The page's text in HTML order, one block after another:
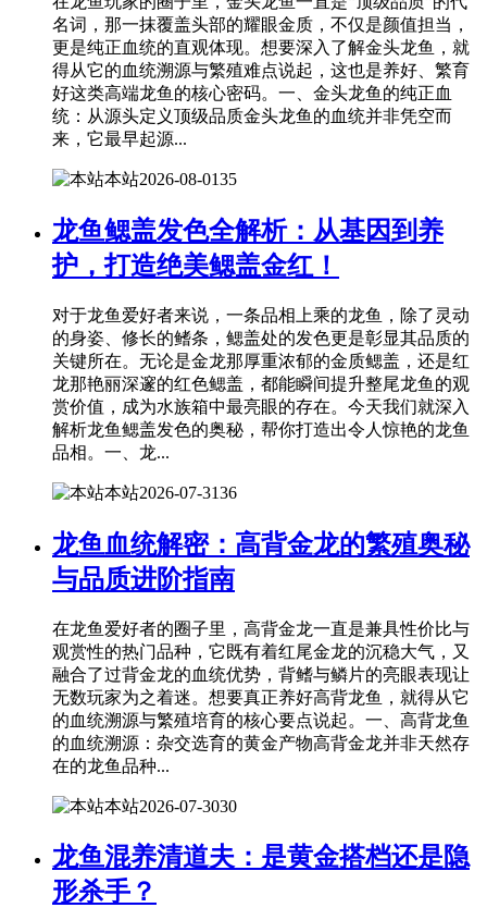
名词，那一抹覆盖头部的耀眼金质，不仅是颜值担当，
更是纯正血统的直观体现。想要深入了解金头龙鱼，就
得从它的血统溯源与繁殖难点说起，这也是养好、繁育
好这类高端龙鱼的核心密码。一、金头龙鱼的纯正血
统：从源头定义顶级品质金头龙鱼的血统并非凭空而
来，它最早起源...
本站2026-08-0135
龙鱼鳃盖发色全解析：从基因到养
护，打造绝美鳃盖金红！
对于龙鱼爱好者来说，一条品相上乘的龙鱼，除了灵动
的身姿、修长的鳍条，鳃盖处的发色更是彰显其品质的
关键所在。无论是金龙那厚重浓郁的金质鳃盖，还是红
龙那艳丽深邃的红色鳃盖，都能瞬间提升整尾龙鱼的观
赏价值，成为水族箱中最亮眼的存在。今天我们就深入
解析龙鱼鳃盖发色的奥秘，帮你打造出令人惊艳的龙鱼
品相。一、龙...
本站2026-07-3136
龙鱼血统解密：高背金龙的繁殖奥秘
与品质进阶指南
在龙鱼爱好者的圈子里，高背金龙一直是兼具性价比与
观赏性的热门品种，它既有着红尾金龙的沉稳大气，又
融合了过背金龙的血统优势，背鳍与鳞片的亮眼表现让
无数玩家为之着迷。想要真正养好高背龙鱼，就得从它
的血统溯源与繁殖培育的核心要点说起。一、高背龙鱼
的血统溯源：杂交选育的黄金产物高背金龙并非天然存
在的龙鱼品种...
本站2026-07-3030
龙鱼混养清道夫：是黄金搭档还是隐
形杀手？